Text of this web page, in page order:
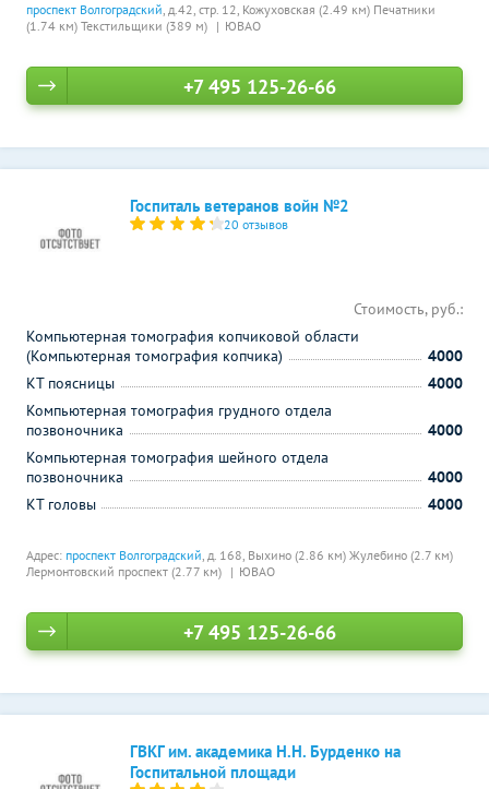
проспект Волгоградский, д.42, стр. 12, Кожуховская (2.49 км) Печатники
(1.74 км) Текстильщики (389 м) ЮВАО
+7 495 125-26-66
Госпиталь ветеранов войн №2
20 отзывов
Адрес: проспект Волгоградский, д. 168, Выхино (2.86 км) Жулебино (2.7 км)
Лермонтовский проспект (2.77 км)
ЮВАО
Стоимость, руб.:
Компьютерная томография копчиковой области
(Компьютерная томография копчика)
4000
КТ поясницы
4000
Компьютерная томография грудного отдела
позвоночника
4000
Компьютерная томография шейного отдела
позвоночника
4000
КТ головы
4000
+7 495 125-26-66
ГВКГ им. академика Н.Н. Бурденко на
Госпитальной площади